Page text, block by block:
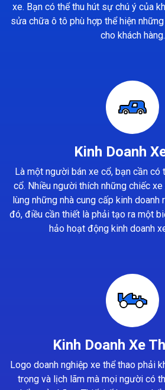
xe. Bạn có thể thu hút sự chú ý của
sửa chữa ô tô phù hợp thể hiện
cho khách hàng.
Kinh Doanh
Là một người bán xe cổ, bạn cần
cổ. Nhiều người thích những chiếc
lùng những nhà cung cấp kinh doanh
đó, điều cần thiết là phải tạo ra một
hảo hoạt động kinh doanh
Kinh Doanh Xe
Logo doanh nghiệp xe thể thao phải
trọng và lịch lãm mà mọi người có